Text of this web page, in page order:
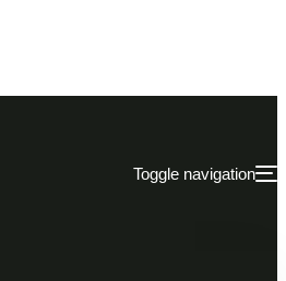
Toggle navigation